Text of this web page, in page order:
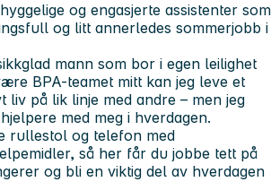
og engasjerte assistenter som
og litt annerledes sommerjobb i
mann som bor i egen leilighet
BPA-teamet mitt kan jeg leve et
liv på lik linje med andre – men jeg
med meg i hverdagen.
rullestol og telefon med
så her får du jobbe tett på
og bli en viktig del av hverdagen